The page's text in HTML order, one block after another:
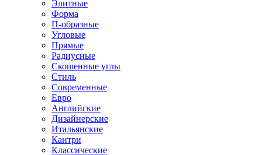
Элитные
Форма
П-образные
Угловые
Прямые
Радиусные
Скошенные углы
Стиль
Современные
Евро
Английские
Дизайнерские
Итальянские
Кантри
Классические